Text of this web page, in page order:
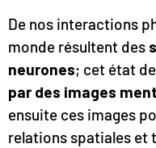
De nos interactions
monde résultent des
neurones; cet état
par des images
ensuite ces images
relations spatiales et